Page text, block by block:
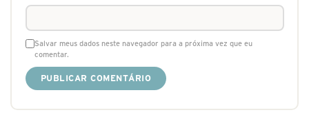
Salvar meus dados neste navegador para a próxima vez que eu
comentar.